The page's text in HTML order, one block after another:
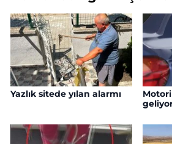
Yazlık sitede yılan alarmı